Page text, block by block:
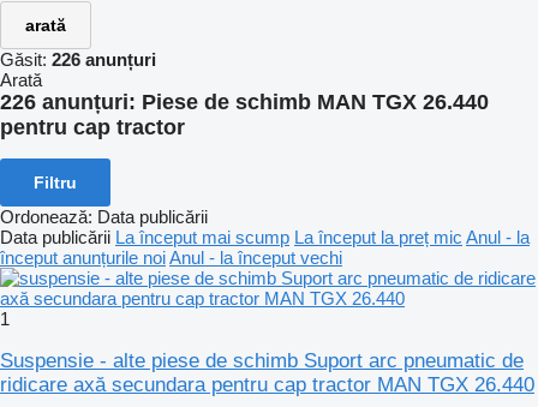
arată
Găsit: 226 anunțuri
Arată
226 anunțuri: Piese de schimb MAN TGX 26.440
pentru cap tractor
Filtru
Ordonează: Data publicării
Data publicării La început mai scump La început la preț mic Anul - la
început anunțurile noiAnul - la început vechi
1
Suspensie - alte piese de schimb Suport arc pneumatic de
ridicare axă secundara pentru cap tractor MAN TGX 26.440